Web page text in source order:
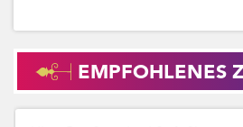
EMPFOHLENES